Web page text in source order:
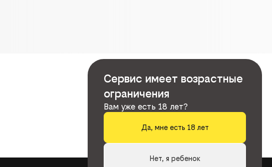
Сервис имеет возрастные
ограничения
Вам уже есть 18 лет?
Да, мне есть 18 лет
Нет, я ребенок